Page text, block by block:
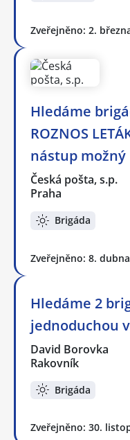
Zveřejněno: 2.
Hledáme
ROZNOS
nástup možný
Česká pošta, s.p.
Praha
Brigáda
Zveřejněno: 8. dubna
Hledáme 2
jednoduchou
David Borovka
Rakovník
Brigáda
Zveřejněno: 30.